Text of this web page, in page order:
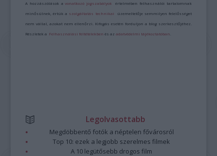
A hozzászólások avonatkozó jogszabályok értelmében felhasználói tartalomnak
minősülnek, értük a szolgáltatás technikai üzemeltetője semmilyen felelősséget
nem vállal, azokat nem ellenőrzi. Kifogás esetén forduljon a blog szerkesztőjéhez.
Részletek a Felhasználási feltételekben és azadatvédelmi tájékoztatóban
Legolvasottabb
Megdöbbentő fotók a néptelen fővárosról
Top 10: ezek a legjobb szerelmes filmek
A 10 legütősebb drogos film